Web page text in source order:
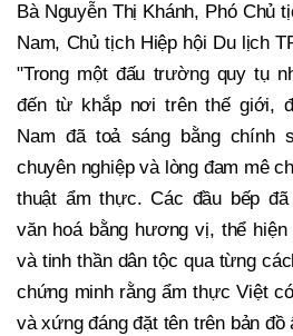
Bà Nguyễn Thị Khánh, Phó Chủ
Nam, Chủ tịch Hiệp hội Du lịch
"Trong một đấu trường quy tụ
đến từ khắp nơi trên thế giới,
Nam đã toả sáng bằng chính
chuyên nghiệp và lòng đam mê
thuật ẩm thực. Các đầu bếp
văn hoá bằng hương vị, thể
và tinh thần dân tộc qua từng
chứng minh rằng ẩm thực Việt
và xứng đáng đặt tên trên bản